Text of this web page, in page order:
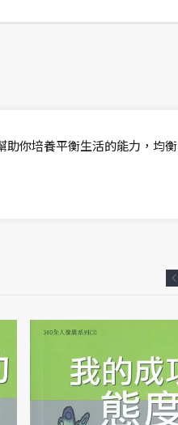
助你培養平衡生活的能力，均衡